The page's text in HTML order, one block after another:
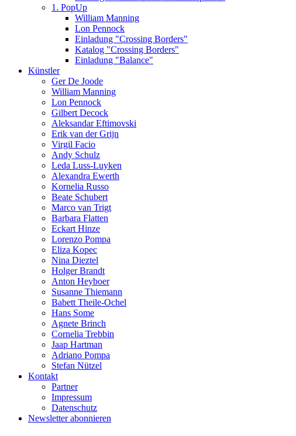
1. PopUp
William Manning
Lon Pennock
Einladung "Crossing Borders"
Katalog "Crossing Borders"
Einladung "Balance"
Künstler
Ger De Joode
William Manning
Lon Pennock
Gilbert Decock
Aleksandar Eftimovski
Erik van der Grijn
Virgil Facio
Andy Schulz
Leda Luss-Luyken
Alexandra Ewerth
Kornelia Russo
Beate Schubert
Marco van Trigt
Barbara Flatten
Eckart Hinze
Lorenzo Pompa
Eliza Kopec
Nina Dieztel
Holger Brandt
Anton Heyboer
Susanne Thiemann
Babett Theile-Ochel
Hans Some
Agnete Brinch
Cornelia Trebbin
Jaap Hartman
Adriano Pompa
Stefan Nützel
Kontakt
Partner
Impressum
Datenschutz
Newsletter abonnieren